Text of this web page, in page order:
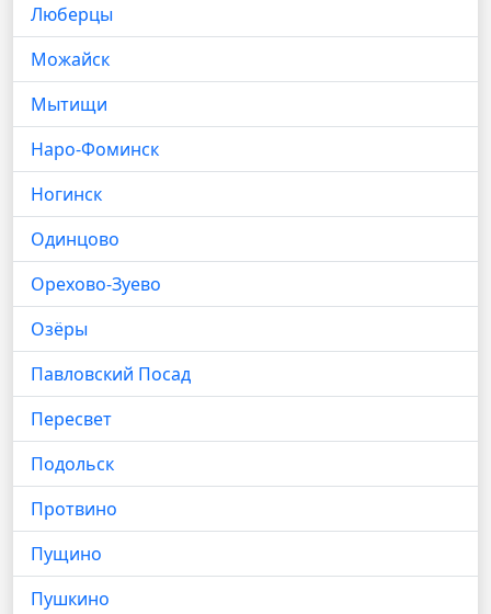
Люберцы
Можайск
Мытищи
Наро-Фоминск
Ногинск
Одинцово
Орехово-Зуево
Озёры
Павловский Посад
Пересвет
Подольск
Протвино
Пущино
Пушкино